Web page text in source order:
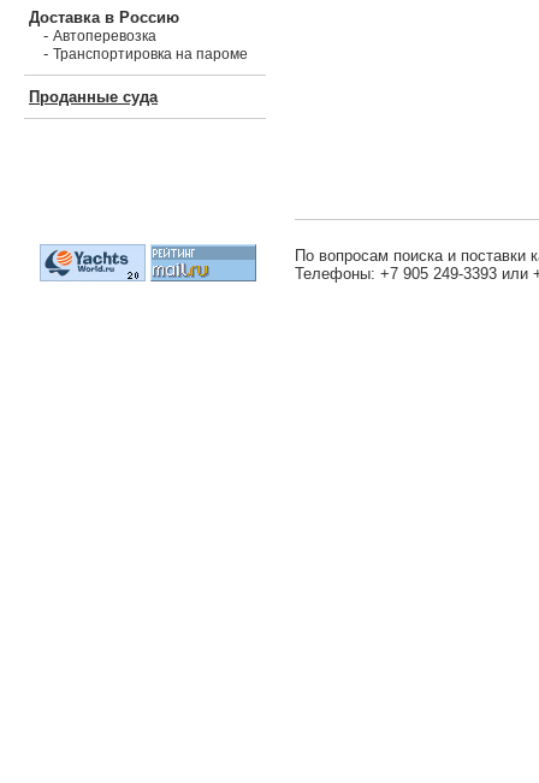
Доставка в Россию
- Автоперевозка
- Транспортировка на пароме
Проданные суда
По вопросам поиска и поставки
Телефоны: +7 905 249-3393 или